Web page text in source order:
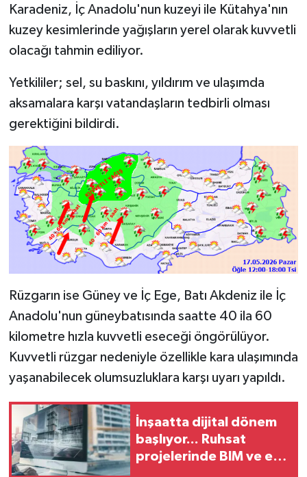
Karadeniz, İç Anadolu'nun kuzeyi ile Kütahya'nın
kuzey kesimlerinde yağışların yerel olarak kuvvetli
olacağı tahmin ediliyor.
Yetkililer; sel, su baskını, yıldırım ve ulaşımda
aksamalara karşı vatandaşların tedbirli olması
gerektiğini bildirdi.
Rüzgarın ise Güney ve İç Ege, Batı Akdeniz ile İç
Anadolu'nun güneybatısında saatte 40 ila 60
kilometre hızla kuvvetli eseceği öngörülüyor.
Kuvvetli rüzgar nedeniyle özellikle kara ulaşımında
yaşanabilecek olumsuzluklara karşı uyarı yapıldı.
İnşaatta dijital dönem
başlıyor... Ruhsat
projelerinde BIM ve e-